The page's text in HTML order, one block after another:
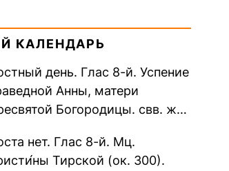
КАЛЕНДАРЬ
день. Глас 8-й. Успение
Анны, матери
Богородицы. свв. жен
Евпракси́и девы,...
нет. Глас 8-й. Мц.
Тирской (ок. 300).